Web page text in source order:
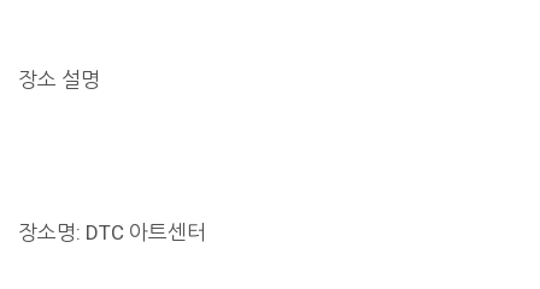
장소 설명
장소명: DTC 아트센터